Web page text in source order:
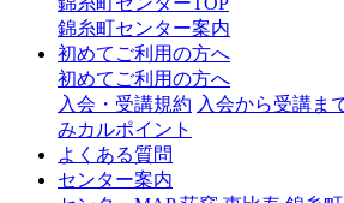
錦糸町センター案内
初めてご利用の方へ
初めてご利用の方へ
入会・受講規約 入会から受講ま
みカルポイント
よくある質問
センター案内